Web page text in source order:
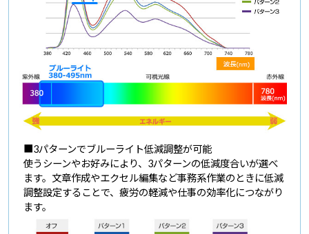
■3パターンでブルーライト低減調整が可能
使うシーンやお好みにより、3パターンの低減度合いが選べ
ます。文章作成やエクセル編集など事務系作業のときに低減
調整設定することで、疲労の軽減や仕事の効率化につながり
ます。